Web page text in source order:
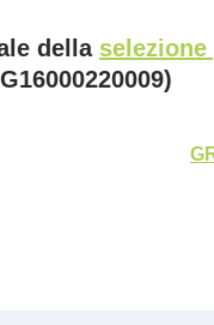
della
)